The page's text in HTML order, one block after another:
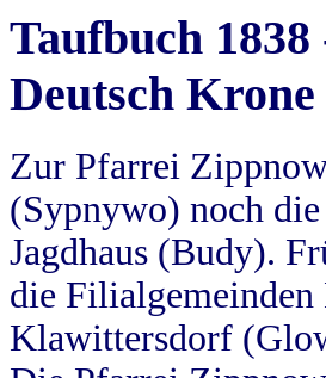
Taufbuch
Deutsch Krone
Zur Pfarrei
(Sypnywo) noch
Jagdhaus (Budy).
die
Klawittersdorf